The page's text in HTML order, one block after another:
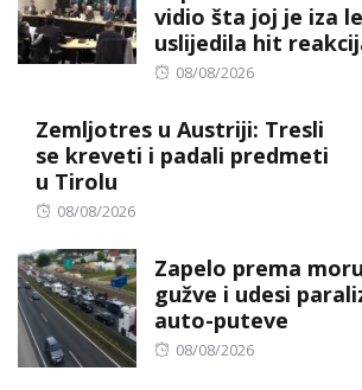
vidio šta joj je iza
uslijedila hit
Posted
08/08/2026
Zemljotres u Austriji: Tresli
se kreveti i padali predmeti
u Tirolu
Posted
08/08/2026
Zapelo prema
gužve i udesi
auto-puteve
Posted
08/08/2026